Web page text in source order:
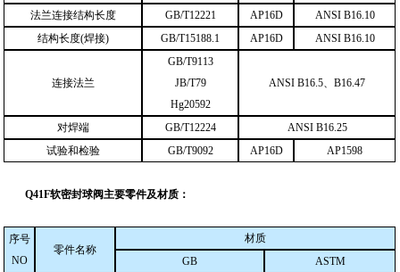
法兰连接结构长度
GB/T12221 AP16D
ANSI B16.10
结构长度(焊接) GB/T15188.1 AP16D ANSI B16.10
连接法兰
GB/T9113
JB/T79
Hg20592
ANSI B16.5、B16.47
对焊端 GB/T12224
ANSI B16.25
试验和检验
GB/T9092 AP16D AP1598
Q41F软密封球阀主要零件及材质：
序号
NO
零件名称
材质
GB
ASTM